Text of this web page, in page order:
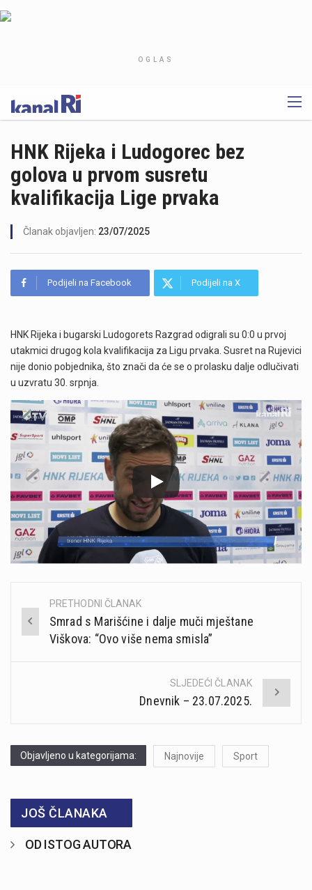
OGLAS
HNK Rijeka i Ludogorec bez
golova u prvom susretu
kvalifikacija Lige prvaka
Članak objavljen: 23/07/2025
Podijeli na Facebook Podijeli na X
HNK Rijeka i bugarski Ludogorets Razgrad odigrali su 0:0 u prvoj
utakmici drugog kola kvalifikacija za Ligu prvaka. Susret na Rujevici
nije donio pobjednika, što znači da će se o prolasku dalje odlučivati
u uzvratu 30. srpnja.
Post
navigation
PRETHODNI ČLANAK
Smrad s Marišćine i dalje muči mještane
Viškova: “Ovo više nema smisla”
SLJEDEĆI ČLANAK
Dnevnik – 23.07.2025.
Objavljeno u kategorijama: Najnovije Sport
JOŠ ČLANAKA
OD ISTOG AUTORA